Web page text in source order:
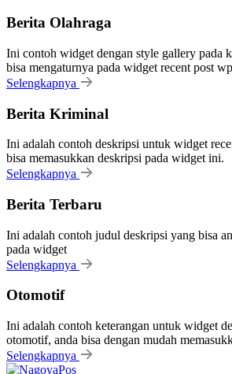
Berita Olahraga
Ini contoh widget dengan style gallery pada
bisa mengaturnya pada widget recent post
Selengkapnya
Berita Kriminal
Ini adalah contoh deskripsi untuk widget
bisa memasukkan deskripsi pada widget ini.
Selengkapnya
Berita Terbaru
Ini adalah contoh judul deskripsi yang bisa
pada widget
Selengkapnya
Otomotif
Ini adalah contoh keterangan untuk widget
otomotif, anda bisa dengan mudah
Selengkapnya